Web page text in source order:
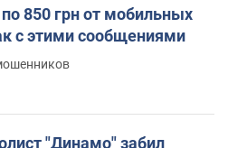
850 грн от мобильных
с этими сообщениями
"Динамо" забил